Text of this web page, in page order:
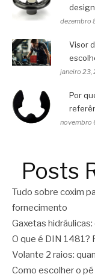
dezembro
Visor
janeiro 23,
Por
novembro
Posts
Tudo sobre coxim
fornecimento
Gaxetas
O que é DIN 1481?
Volante 2 raios:
Como escolher o